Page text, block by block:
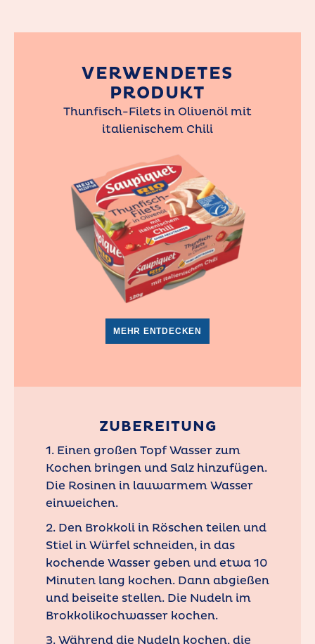
VERWENDETES
PRODUKT
Thunfisch-Filets in Olivenöl mit
italienischem Chili
MEHR ENTDECKEN
ZUBEREITUNG
1. Einen großen Topf Wasser zum
Kochen bringen und Salz hinzufügen.
Die Rosinen in lauwarmem Wasser
einweichen.
2. Den Brokkoli in Röschen teilen und
Stiel in Würfel schneiden, in das
kochende Wasser geben und etwa 10
Minuten lang kochen. Dann abgießen
und beiseite stellen. Die Nudeln im
Brokkolikochwasser kochen.
3. Während die Nudeln kochen, die